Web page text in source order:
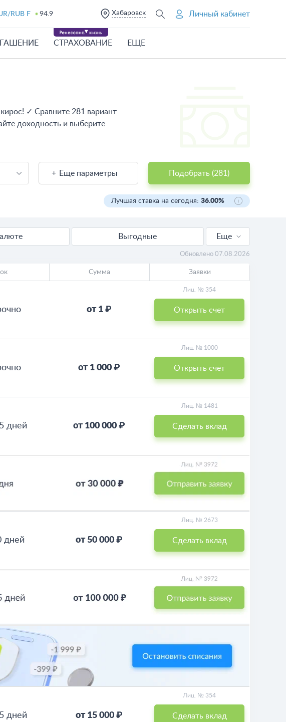
RUB F 94.9 Хабаровск Личный кабинет
СТРАХОВАНИЕ ЕЩЕ
✓ Сравните 281 вариант
доходность и выберите
Еще параметры Подобрать (281 )
Лучшая ставка на сегодня: 36.00%
Выгодные
Пополняемые
Калькулятор
Еще
Обновлено 07.08.2026
Сумма Заявки
от 1 ₽
Лиц. № 354
Открыть счет
от 1 000 ₽
Лиц. № 1000
Открыть счет
дней от 100 000 ₽
Лиц. № 1481
Сделать вклад
дней от 50 000 ₽
Лиц. № 2673
Сделать вклад
дней от 15 000 ₽
Лиц. № 354
Сделать вклад